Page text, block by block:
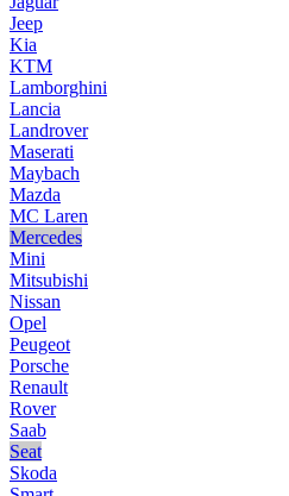
Jeep
Kia
KTM
Lamborghini
Lancia
Landrover
Maserati
Maybach
Mazda
MC Laren
Mercedes
Mini
Mitsubishi
Nissan
Opel
Peugeot
Porsche
Renault
Rover
Saab
Seat
Skoda